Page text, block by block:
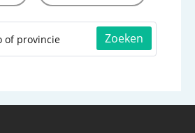
Zoeken